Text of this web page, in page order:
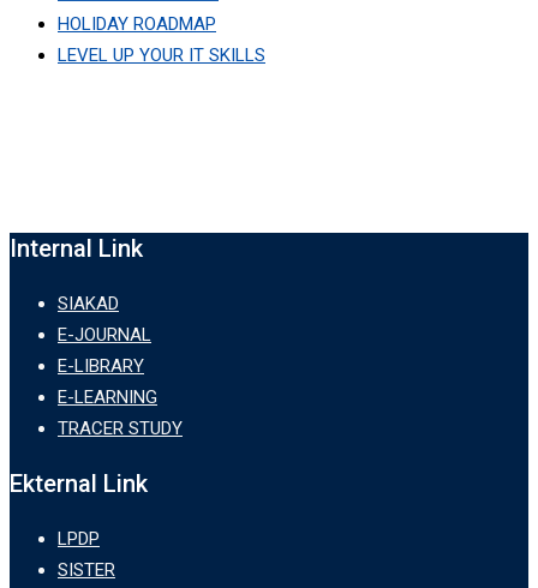
HOLIDAY ROADMAP
LEVEL UP YOUR IT SKILLS
Internal Link
SIAKAD
E-JOURNAL
E-LIBRARY
E-LEARNING
TRACER STUDY
Ekternal Link
LPDP
SISTER